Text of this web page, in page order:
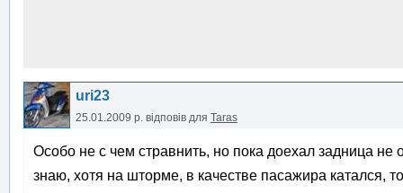
uri23
25.01.2009 р. відповів для Taras
Особо не с чем стравнить, но пока доехал задница не
знаю, хотя на шторме, в качестве пасажира катался,